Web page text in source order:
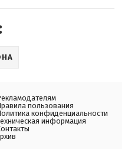
пользования
конфиденциальности
информация